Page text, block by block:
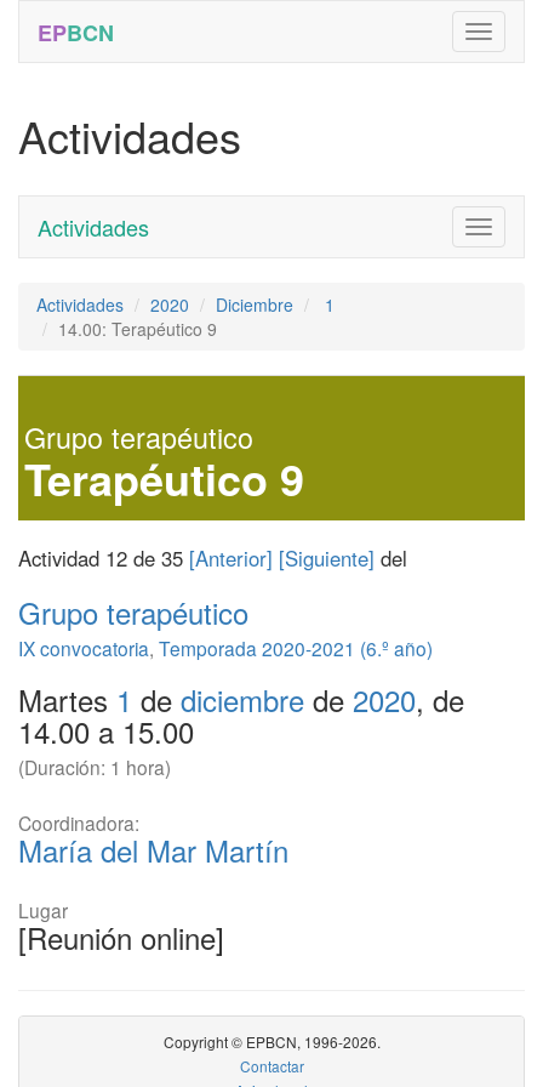
EPBCN
Actividades
Toggle
Actividades
Actividades 2020 Diciembre
1
14.00: Terapéutico 9
Grupo terapéutico
Terapéutico 9
Actividad 12 de 35 [Anterior] [Siguiente] del
Grupo terapéutico
IX convocatoria, Temporada 2020-2021 (6.º año)
Martes 1 de diciembre de 2020, de
14.00 a 15.00
(Duración: 1 hora)
Coordinadora:
María del Mar Martín
Lugar
[Reunión online]
Copyright © EPBCN, 1996-2026.
Contactar